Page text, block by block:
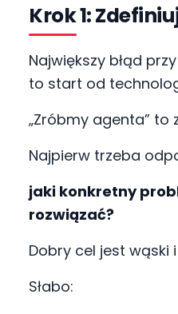
Krok 1:
Największy błąd
to start od
„Zróbmy agenta” to
Najpierw trzeba
jaki konkretny
rozwiązać?
Dobry cel jest wąski
Słabo: